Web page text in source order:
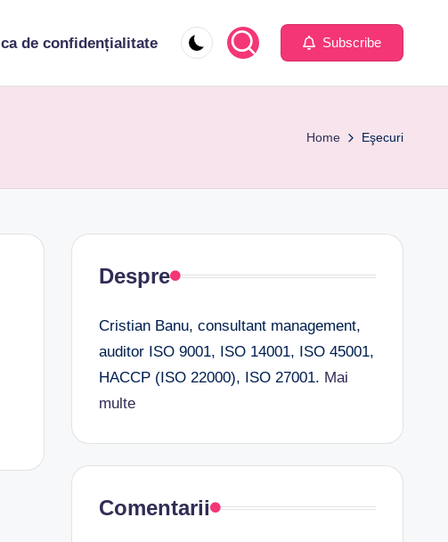
de confidențialitate Subscribe
Home Eşecuri
Despre
Cristian Banu, consultant management,
auditor ISO 9001, ISO 14001, ISO 45001,
HACCP (ISO 22000), ISO 27001. Mai
multe
Comentarii